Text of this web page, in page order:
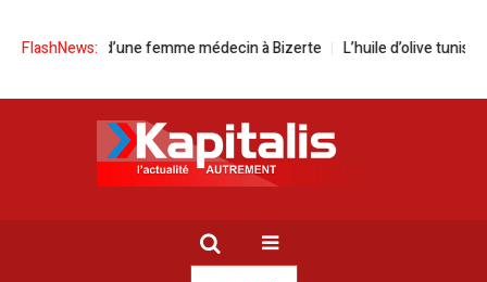
FlashNews:
la mort d’une femme médecin à Bizerte L’huile d’olive tunisienne